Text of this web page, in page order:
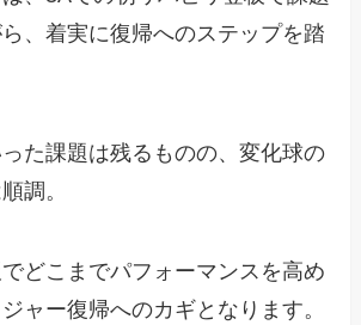
、着実に復帰へのステップを踏
た課題は残るものの、変化球の
調。
どこまでパフォーマンスを高め
ャー復帰へのカギとなります。